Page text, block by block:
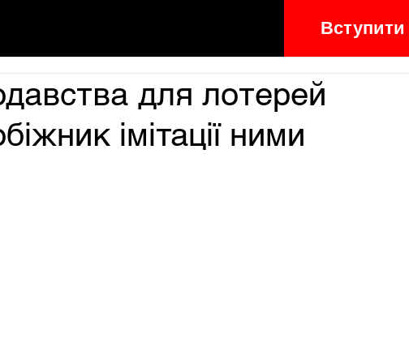
Вступити
для лотерей
імітації ними